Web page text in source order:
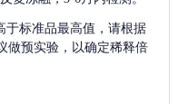
于标准品最高值，请根据
做预实验，以确定稀释倍